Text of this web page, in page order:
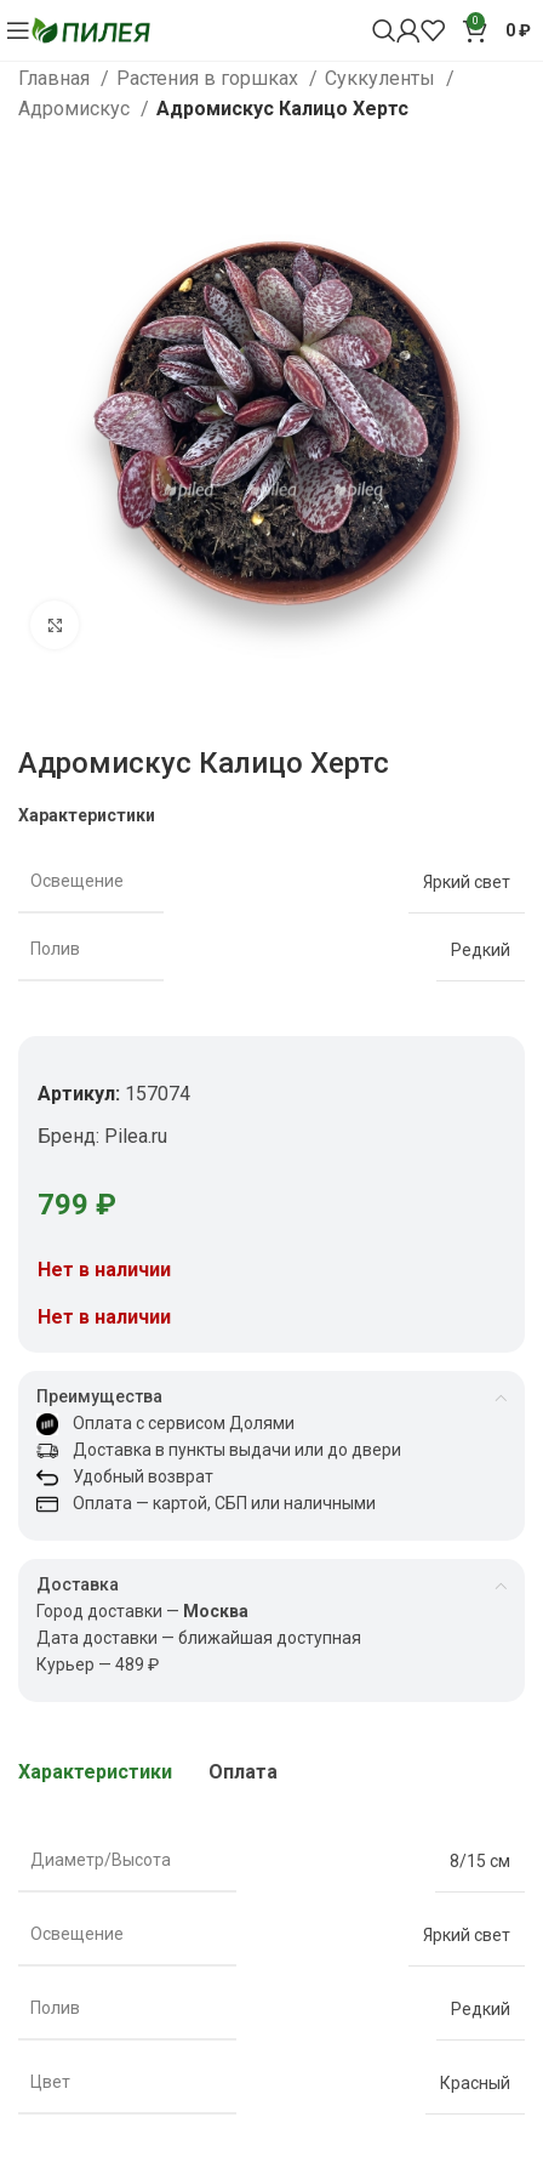
0 0₽
Главная Растения в горшках
Суккуленты
Адромискус
Адромискус Калицо Хертс
Нажмите, чтобы увеличить
Адромискус Калицо Хертс
Характеристики
Освещение Яркий свет
Полив Редкий
Артикул: 157074
Бренд: Pilea.ru
799 ₽
Нет в наличии
Нет в наличии
Преимущества
Оплата с сервисом Долями
Доставка в пункты выдачи или до двери
Удобный возврат
Оплата — картой, СБП или наличными
Доставка
Город доставки — Москва
Дата доставки — ближайшая доступная
Курьер — 489 ₽
Характеристики Оплата
Диаметр/Высота 8/15 см
Освещение Яркий свет
Полив Редкий
Цвет Красный